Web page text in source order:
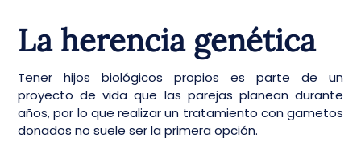
La herencia genética
Tener hijos biológicos propios es parte de un
proyecto de vida que las parejas planean durante
años, por lo que realizar un tratamiento con gametos
donados no suele ser la primera opción.